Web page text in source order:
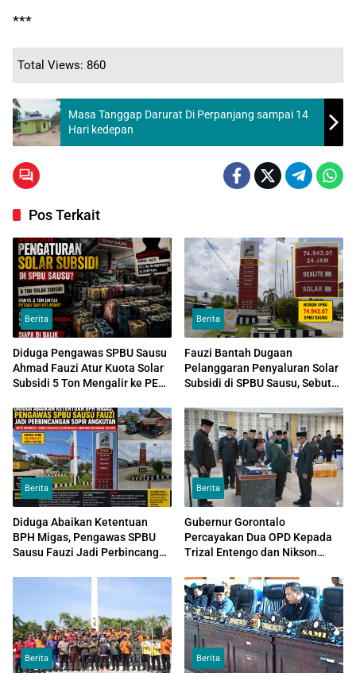
***
Total Views: 860
Masa Tanggap Darurat Di Perpanjang sampai 14
Hari kedepan
Pos Terkait
Berita
Diduga Pengawas SPBU Sausu
Ahmad Fauzi Atur Kuota Solar
Subsidi 5 Ton Mengalir ke PETI
Berita
Fauzi Bantah Dugaan
Pelanggaran Penyaluran Solar
Subsidi di SPBU Sausu, Sebut
Berita
Diduga Abaikan Ketentuan
BPH Migas, Pengawas SPBU
Sausu Fauzi Jadi Perbincangan
Berita
Gubernur Gorontalo
Percayakan Dua OPD Kepada
Trizal Entengo dan Nikson
Berita Berita